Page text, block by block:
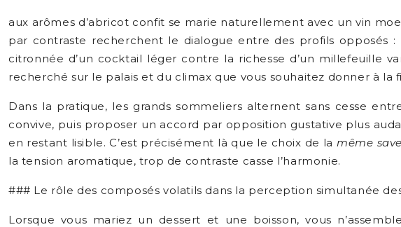
aux arômes d’abricot confit se marie naturellement avec un vin
par contraste recherchent le dialogue entre des profils opposés :
citronnée d’un cocktail léger contre la richesse d’un millefeuille
recherché sur le palais et du climax que vous souhaitez donner à la
Dans la pratique, les grands sommeliers alternent sans cesse
convive, puis proposer un accord par opposition gustative plus
en restant lisible. C’est précisément là que le choix de lamême
la tension aromatique, trop de contraste casse l’harmonie.
### Le rôle des composés volatils dans la perception simultanée
Lorsque vous mariez un dessert et une boisson, vous